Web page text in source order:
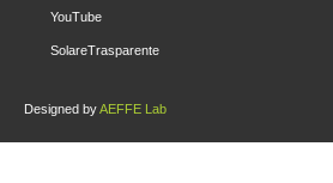
YouTube
SolareTrasparente
Designed byAEFFE Lab